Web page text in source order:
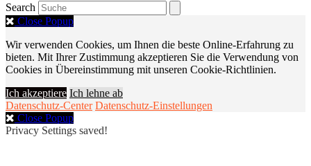
Search
Close Popup
Wir verwenden Cookies, um Ihnen die beste Online-Erfahrung zu
bieten. Mit Ihrer Zustimmung akzeptieren Sie die Verwendung von
Cookies in Übereinstimmung mit unseren Cookie-Richtlinien.
Ich akzeptiere Ich lehne ab
Datenschutz-Center Datenschutz-Einstellungen
Close Popup
Privacy Settings saved!